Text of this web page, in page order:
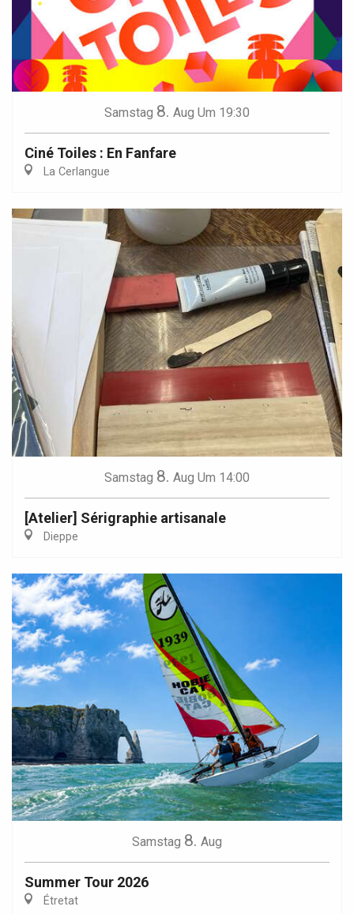
Samstag 8. Aug Um 19:30
Ciné Toiles : En Fanfare
La Cerlangue
Samstag 8. Aug Um 14:00
[Atelier] Sérigraphie artisanale
Dieppe
Samstag 8. Aug
Summer Tour 2026
Étretat